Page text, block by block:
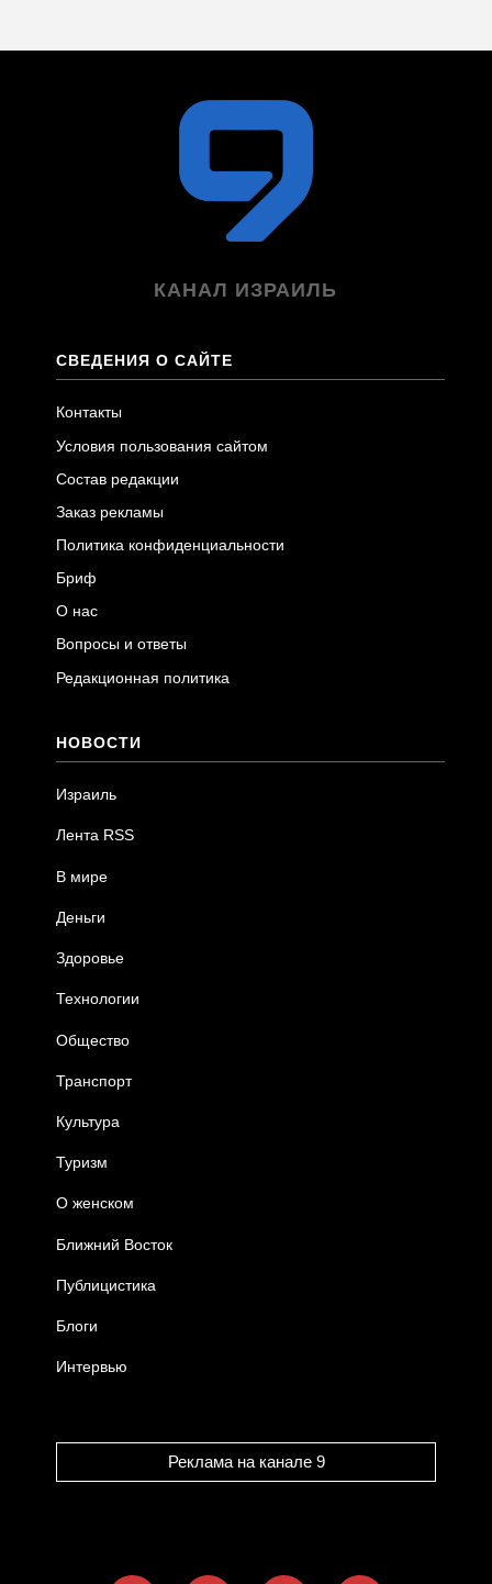
КАНАЛ ИЗРАИЛЬ
СВЕДЕНИЯ О САЙТЕ
Контакты
Условия пользования сайтом
Состав редакции
Заказ рекламы
Политика конфиденциальности
Бриф
О нас
Вопросы и ответы
Редакционная политика
НОВОСТИ
Израиль
Лента RSS
В мире
Деньги
Здоровье
Технологии
Общество
Транспорт
Культура
Туризм
О женском
Ближний Восток
Публицистика
Блоги
Интервью
Реклама на канале 9